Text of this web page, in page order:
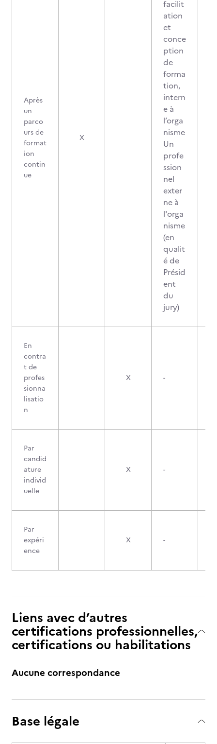
Après
un
parco
urs de
format
ion
contin
ue
X
facilit
ation
et
conce
ption
de
forma
tion,
intern
e à
l’orga
nisme
Un
profe
ssion
nel
exter
ne à
l'orga
nisme
(en
qualit
é de
Présid
ent
du
jury)
En
contra
t de
profes
sionna
lisatio
n
X -
Par
candid
ature
individ
uelle
X -
Par
expéri
ence
X -
Liens avec d’autres
certifications professionnelles,
certifications ou habilitations
Aucune correspondance
Base légale